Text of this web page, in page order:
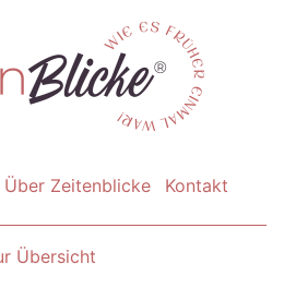
Über Zeitenblicke Kontakt
Übersicht